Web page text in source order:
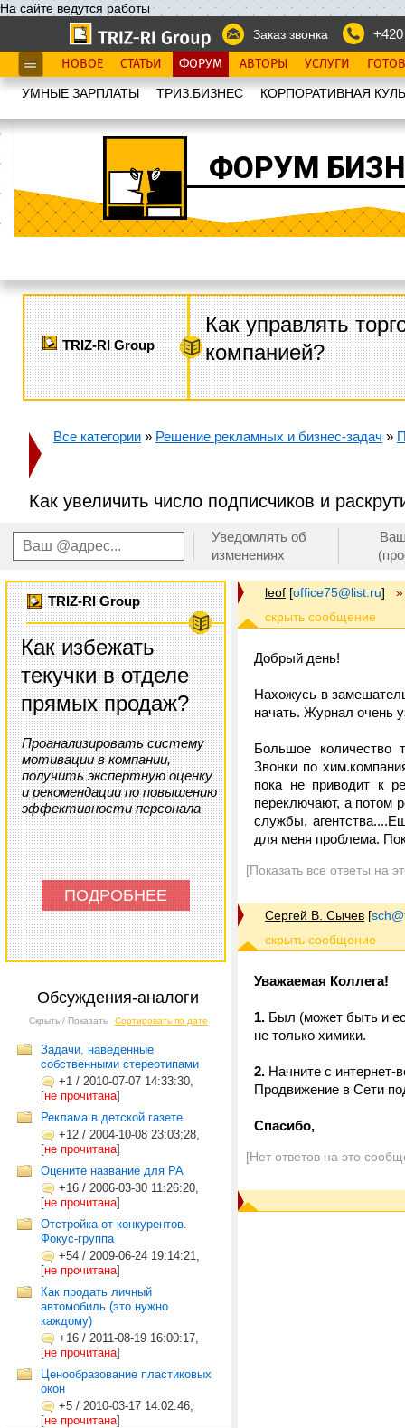
На сайте ведутся работы
Заказ звонка
НОВОЕ СТАТЬИ ФОРУМ АВТОРЫ УСЛУГИ
УМНЫЕ ЗАРПЛАТЫ ТРИЗ.БИЗНЕС КОРПОРАТИВНАЯ
ФОРУМ
TRIZ-RI Group
Как управлять
компанией?
Все категории » Решение рекламных и бизнес-задач »
Как увеличить число подписчиков и
Уведомлять об
изменениях
TRIZ-RI Group
Как избежать
текучки в отделе
прямых продаж?
Проанализировать систему
мотивации в компании,
получить экспертную оценку
и рекомендации по повышению
эффективности персонала
ПОДРОБНЕЕ
Обсуждения-аналоги
Скрыть / Показать Сортировать по дате
Задачи, наведенные
собственными стереотипами
+1 / 2010-07-07 14:33:30,
[не прочитана]
Реклама в детской газете
+12 / 2004-10-08 23:03:28,
[не прочитана]
Оцените название для РА
+16 / 2006-03-30 11:26:20,
[не прочитана]
Отстройка от конкурентов.
Фокус-группа
+54 / 2009-06-24 19:14:21,
[не прочитана]
Как продать личный
автомобиль (это нужно
каждому)
+16 / 2011-08-19 16:00:17,
[не прочитана]
Ценообразование пластиковых
окон
+5 / 2010-03-17 14:02:46,
[не прочитана]
leof [office75@list.ru] »
Добрый день!
Нахожусь в
начать. Журнал очень
Большое количество
Звонки по
пока не приводит к
переключают, а потом
службы,
для меня проблема.
[Показать все ответы на
Сергей В. Сычев [
Уважаемая Коллега!
1. Был (может быть и
не только химики.
2. Начните с интернет-
Продвижение в Сети
Спасибо,
[Нет ответов на это